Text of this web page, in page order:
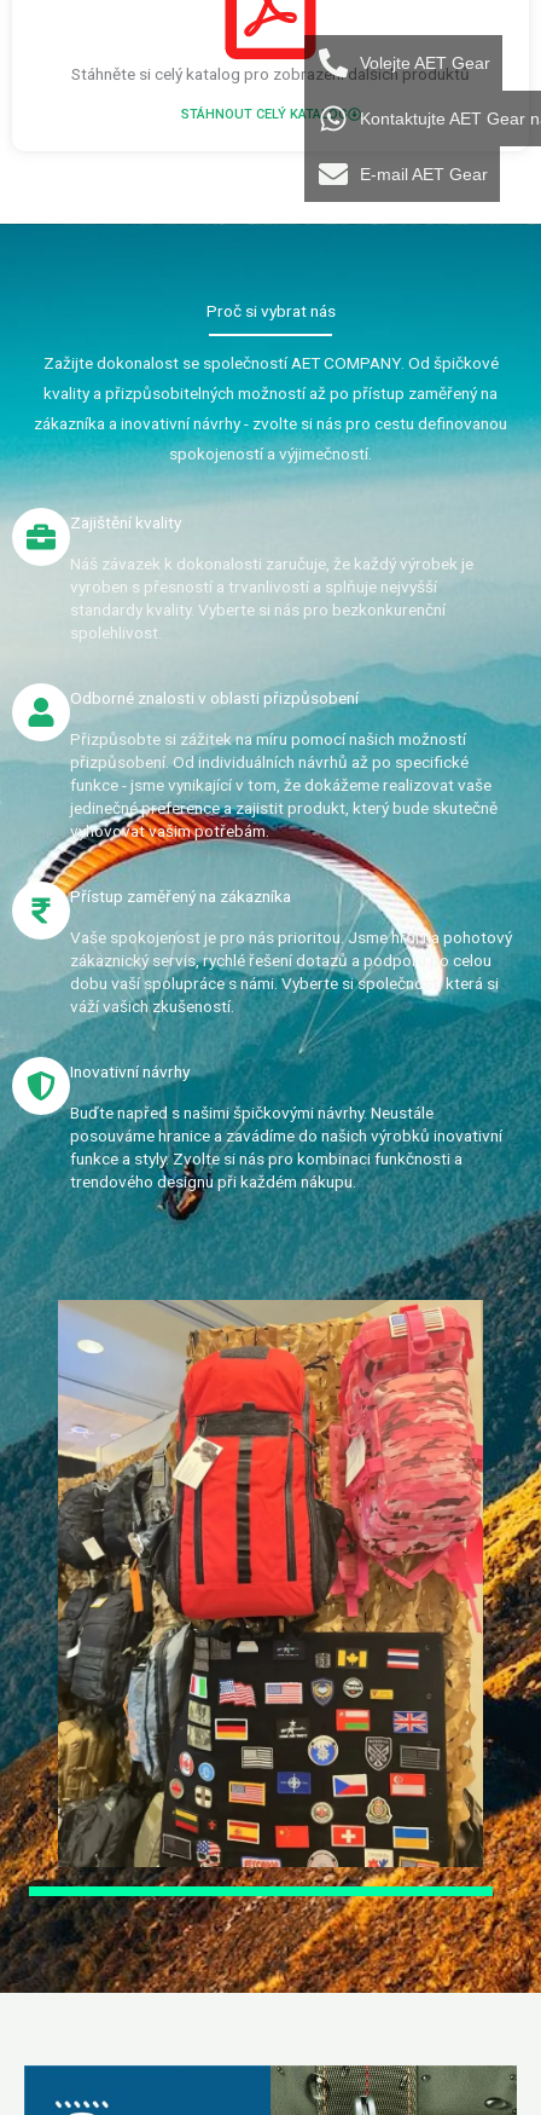
Stáhněte si celý katalog pro zobrazení dalších produktů
STÁHNOUT CELÝ KATALOG
Proč si vybrat nás
Zažijte dokonalost se společností AET COMPANY. Od špičkové
kvality a přizpůsobitelných možností až po přístup zaměřený na
zákazníka a inovativní návrhy - zvolte si nás pro cestu definovanou
spokojeností a výjimečností.
Zajištění kvality
Náš závazek k dokonalosti zaručuje, že každý výrobek je
vyroben s přesností a trvanlivostí a splňuje nejvyšší
standardy kvality. Vyberte si nás pro bezkonkurenční
spolehlivost.
Odborné znalosti v oblasti přizpůsobení
Přizpůsobte si zážitek na míru pomocí našich možností
přizpůsobení. Od individuálních návrhů až po specifické
funkce - jsme vynikající v tom, že dokážeme realizovat vaše
jedinečné preference a zajistit produkt, který bude skutečně
vyhovovat vašim potřebám.
Přístup zaměřený na zákazníka
Vaše spokojenost je pro nás prioritou. Jsme hrdí na pohotový
zákaznický servis, rychlé řešení dotazů a podporu po celou
dobu vaší spolupráce s námi. Vyberte si společnost, která si
váží vašich zkušeností.
Inovativní návrhy
Buďte napřed s našimi špičkovými návrhy. Neustále
posouváme hranice a zavádíme do našich výrobků inovativní
funkce a styly. Zvolte si nás pro kombinaci funkčnosti a
trendového designu při každém nákupu.
Volejte AET Gear
Kontaktujte AET Gear
E-mail AET Gear